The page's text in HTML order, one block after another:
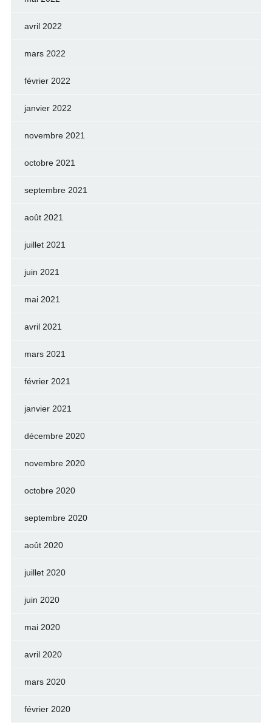
avril 2022
mars 2022
février 2022
janvier 2022
novembre 2021
octobre 2021
septembre 2021
août 2021
juillet 2021
juin 2021
mai 2021
avril 2021
mars 2021
février 2021
janvier 2021
décembre 2020
novembre 2020
octobre 2020
septembre 2020
août 2020
juillet 2020
juin 2020
mai 2020
avril 2020
mars 2020
février 2020